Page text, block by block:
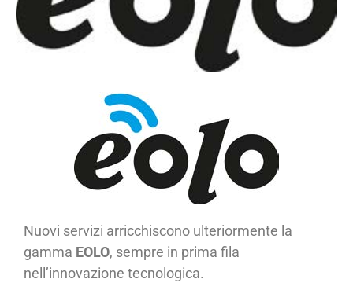
Nuovi servizi arricchiscono ulteriormente la
gamma EOLO, sempre in prima fila
nell’innovazione tecnologica.